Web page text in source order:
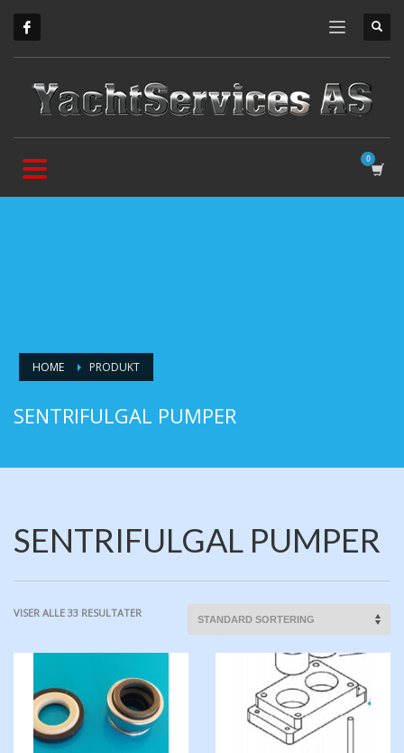
HOME PRODUKT
SENTRIFULGAL PUMPER
SENTRIFULGAL PUMPER
VISER ALLE 33 RESULTATER